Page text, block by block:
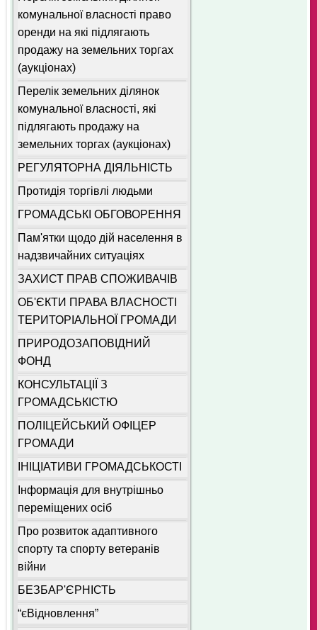
комунальної власності право
оренди на які підлягають
продажу на земельних торгах
(аукціонах)
Перелік земельних ділянок
комунальної власності, які
підлягають продажу на
земельних торгах (аукціонах)
РЕГУЛЯТОРНА ДІЯЛЬНІСТЬ
Протидія торгівлі людьми
ГРОМАДСЬКІ ОБГОВОРЕННЯ
Пам'ятки щодо дій населення в
надзвичайних ситуаціях
ЗАХИСТ ПРАВ СПОЖИВАЧІВ
ОБ'ЄКТИ ПРАВА ВЛАСНОСТІ
ТЕРИТОРІАЛЬНОЇ ГРОМАДИ
ПРИРОДОЗАПОВІДНИЙ
ФОНД
КОНСУЛЬТАЦІЇ З
ГРОМАДСЬКІСТЮ
ПОЛІЦЕЙСЬКИЙ ОФІЦЕР
ГРОМАДИ
ІНІЦІАТИВИ ГРОМАДСЬКОСТІ
Інформація для внутрішньо
переміщених осіб
Про розвиток адаптивного
спорту та спорту ветеранів
війни
БЕЗБАР'ЄРНІСТЬ
“єВідновлення”